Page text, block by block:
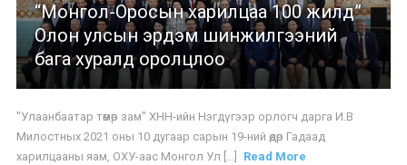
“Монгол-Оросын харилцаа 100 жилд”
Олон улсын эрдэм шинжилгээний
бага хуралд оролцлоо
"Улаанбаатар төмөр зам" ХНН-ийн Нэгдүгээр орлогч дарга И.В
Милостных 2021 оны 10 дугаар сарын 19-ний өдөр Гадаад
харилцааны яам, ОХУ-аас Монгол Ул [...]
Read More